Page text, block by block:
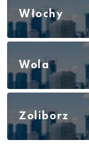
Włochy
Wola
Żoliborz